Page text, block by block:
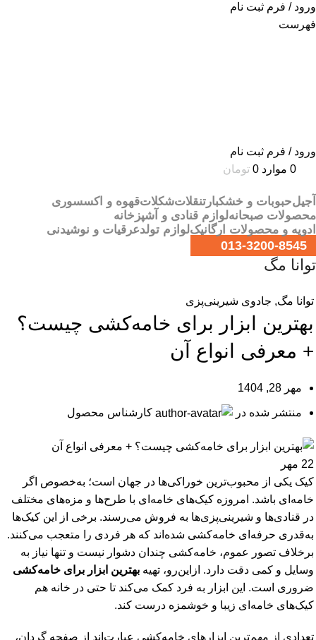
ورود / فرم ثبت نام
فهرست
ورود / فرم ثبت نام
0 موارد 0 تومان
آجیلحبوبات و خشکبار تنقلاتشکلاتقهوه و اکسسوری
محصولات صبحانهلوازم قنادی و آشپزخانه
ادویه و محصولات ارگانیکلوازم تولدعرقیات و نوشیدنی
013-3200-8545
توانا مگ
توانا مگ, جادوی شیرینی‌پزی
بهترین ابزار برای خامه‌کشی چیست؟
+ معرفی انواع آن
مهر 28, 1404
منتشر شده در کارشناس محصول
22 مهر
کیک یکی از محبوب‌ترین خوراکی‌ها در جهان است؛ به‌خصوص اگر
خامه‌ای باشد. امروزه کیک‌های خامه‌ای با طرح‌ها و مزه‌های مختلف
در قنادی‌ها و شیرینی‌پزی‌ها به فروش می‌رسند. برخی از این کیک‌ها
به‌قدری حرفه‌ای خامه‌کشی شده‌اند که هر فردی را متعجب می‌کنند.
برخلاف تصور عموم، خامه‌کشی چندان دشوار نیست و تنها نیاز به
وسایل و کمی دقت دارد. ازاین‌رو، تهیه بهترین ابزار برای خامه‌کشی
ضروری است. این ابزار به فرد کمک می‌کند تا حتی در خانه هم
کیک‌های خامه‌ای زیبا و خوشمزه درست کند.
تعدادی از مهم‌ترین ابزارهای خامه‌کشی عبارت‌اند از صفحه گردان،